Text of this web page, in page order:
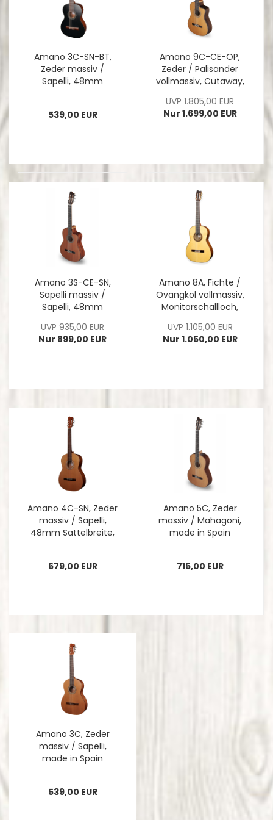
Amano 3C-SN-BT,
Zeder massiv /
Sapelli, 48mm
539,00 EUR
Amano 9C-CE-OP,
Zeder / Palisander
vollmassiv, Cutaway,
made in Spain
UVP 1.805,00 EUR
Nur 1.699,00 EUR
Amano 3S-CE-SN,
Sapelli massiv /
Sapelli, 48mm
Tonabnehmer,
made in Spain
UVP 935,00 EUR
Nur 899,00 EUR
Amano 8A, Fichte /
Ovangkol vollmassiv,
Monitorschallloch,
UVP 1.105,00 EUR
Nur 1.050,00 EUR
Amano 4C-SN, Zeder
massiv / Sapelli,
48mm Sattelbreite,
679,00 EUR
Amano 5C, Zeder
massiv / Mahagoni,
made in Spain
715,00 EUR
Amano 3C, Zeder
massiv / Sapelli,
made in Spain
539,00 EUR